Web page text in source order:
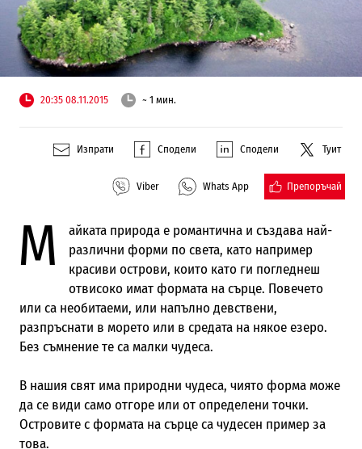
20:35 08.11.2015 ~ 1 мин.
Изпрати Сподели Сподели Туит
Viber Whats App Препоръчай
М
айката природа е романтична и създава най-
различни форми по света, като например
красиви острови, които като ги погледнеш
отвисоко имат формата на сърце. Повечето
или са необитаеми, или напълно девствени,
разпръснати в морето или в средата на някое езеро.
Без съмнение те са малки чудеса.
В нашия свят има природни чудеса, чиято форма може
да се види само отгоре или от определени точки.
Островите с формата на сърце са чудесен пример за
това.